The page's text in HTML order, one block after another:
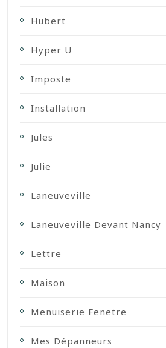
Hubert
Hyper U
Imposte
Installation
Jules
Julie
Laneuveville
Laneuveville Devant Nancy
Lettre
Maison
Menuiserie Fenetre
Mes Dépanneurs